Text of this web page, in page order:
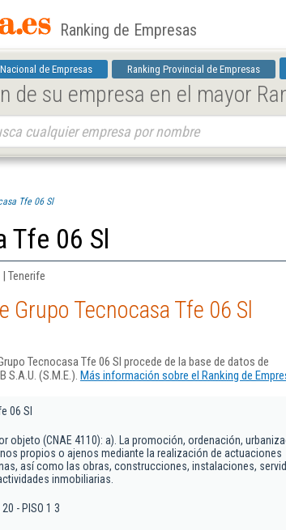
Ranking de Empresas
de Empresas Ranking Provincial de Empresas
de su empresa en el mayor
Tfe 06 Sl
Tfe 06 Sl
Tenerife
Grupo Tecnocasa Tfe 06 Sl
Tecnocasa Tfe 06 Sl procede de la base de datos de
(S.M.E.). Más información sobre el Ranking de
06 Sl
objeto (CNAE 4110): a). La promoción, ordenación,
propios o ajenos mediante la realización de actuaciones
así como las obras, construcciones, instalaciones,
inmobiliarias.
- PISO 1 3